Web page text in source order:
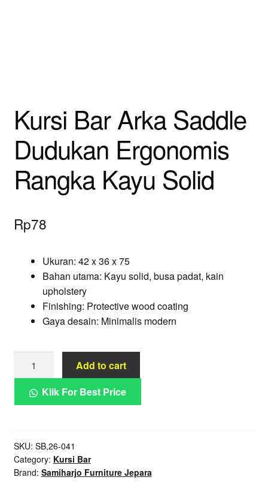
Kursi Bar Arka Saddle
Dudukan Ergonomis
Rangka Kayu Solid
Rp78
Ukuran: 42 x 36 x 75
Bahan utama: Kayu solid, busa padat, kain
upholstery
Finishing: Protective wood coating
Gaya desain: Minimalis modern
Arka
Saddle
Rangka
Kayu
Solid
Add to cart
Klik For Best Price
SKU: SB,26-041
Category: Kursi Bar
Brand: Samiharjo Furniture Jepara